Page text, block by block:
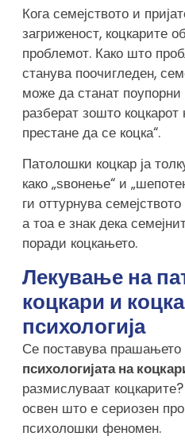
Кога семејството и
загриженост, коцкарите
проблемот. Како што
станува поочигледен,
може да станат
разберат зошто
престане да се коцка“.
Патолошки коцкар ја
како „ѕвонење“ и
ги оттурнува
а тоа е знак дека
поради коцкањето.
Лекување на
коцкари и
психологија
Се поставува прашањето
психологијата на
размислуваат
освен што е сериозен
психолошки феномен.